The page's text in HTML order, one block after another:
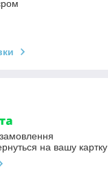
на вашу картку